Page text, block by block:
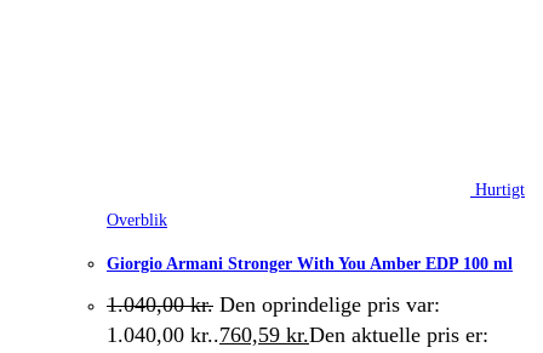
Hurtigt
Overblik
Giorgio Armani Stronger With You Amber EDP 100 ml
1.040,00kr. Den oprindelige pris var:
1.040,00 kr..760,59 kr.Den aktuelle pris er: